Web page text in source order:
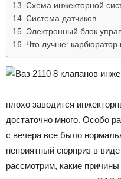
Схема инжекторной
Система датчиков
Электронный блок
Что лучше: карбюратор
плохо заводится
достаточно много. Особо
с вечера все было
неприятный сюрприз в
рассмотрим, какие